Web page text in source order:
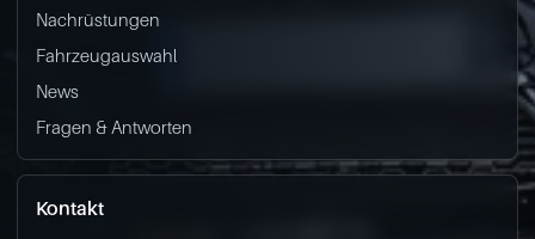
Nachrüstungen
Fahrzeugauswahl
News
Fragen & Antworten
Kontakt